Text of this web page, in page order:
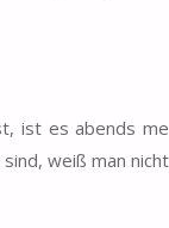
ist es abends
weiß man